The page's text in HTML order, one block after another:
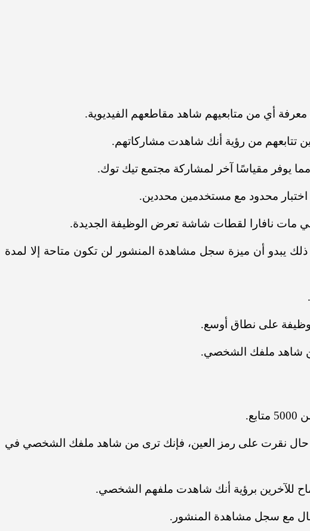
أي من متابعيهم شاهد مقاطعهم الفيديوية.
تتابعهم من رؤية أنك شاهدت مشاركاتهم.
مما يوفر مقياسًا آخر لمشاركة مجتمع تيك توك.
محدود مع مستخدمين محددين.
مات نافارا لقطات شاشة تعرض الوظيفة الجديدة.
ذلك يبدو أن ميزة سجل مشاهدة المنشور لن تكون متاحة إلا لمدة
على نطاق أوسع.
من شاهد ملفك الشخصي.
نقرت على رمز العين، فإنك ترى من شاهد ملفك الشخصي في
للآخرين برؤية أنك شاهدت ملفهم الشخصي.
مع سجل مشاهدة المنشور.